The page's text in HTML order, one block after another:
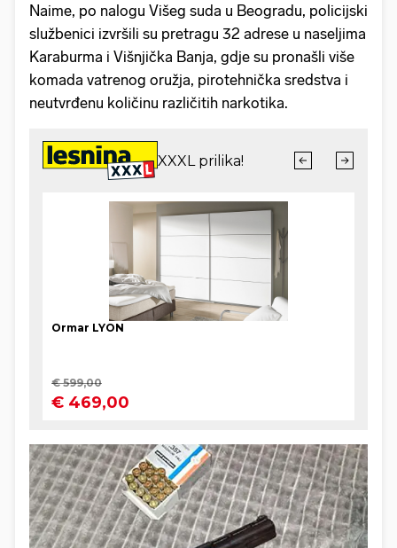
Naime, po nalogu Višeg suda u Beogradu, policijski
službenici izvršili su pretragu 32 adrese u naseljima
Karaburma i Višnjička Banja, gdje su pronašli više
komada vatrenog oružja, pirotehnička sredstva i
neutvrđenu količinu različitih narkotika.